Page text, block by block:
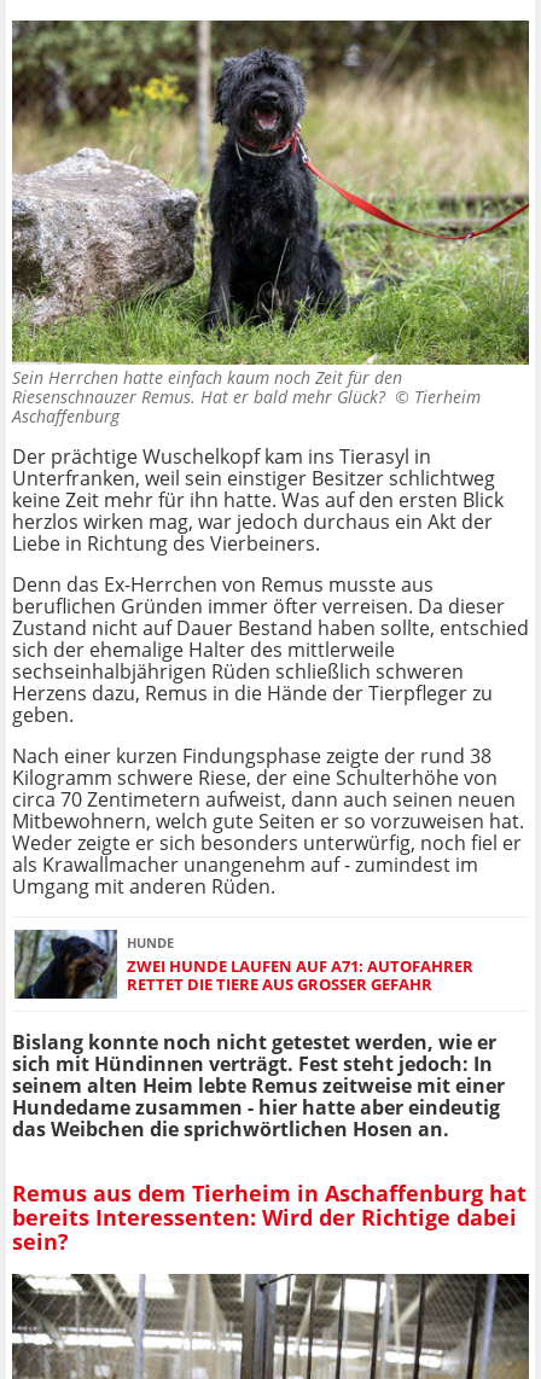
Sein Herrchen hatte einfach kaum noch Zeit für den
Riesenschnauzer Remus. Hat er bald mehr Glück? © Tierheim
Aschaffenburg
Der prächtige Wuschelkopf kam ins Tierasyl in
Unterfranken, weil sein einstiger Besitzer schlichtweg
keine Zeit mehr für ihn hatte. Was auf den ersten Blick
herzlos wirken mag, war jedoch durchaus ein Akt der
Liebe in Richtung des Vierbeiners.
Denn das Ex-Herrchen von Remus musste aus
beruflichen Gründen immer öfter verreisen. Da dieser
Zustand nicht auf Dauer Bestand haben sollte, entschied
sich der ehemalige Halter des mittlerweile
sechseinhalbjährigen Rüden schließlich schweren
Herzens dazu, Remus in die Hände der Tierpfleger zu
geben.
Nach einer kurzen Findungsphase zeigte der rund 38
Kilogramm schwere Riese, der eine Schulterhöhe von
circa 70 Zentimetern aufweist, dann auch seinen neuen
Mitbewohnern, welch gute Seiten er so vorzuweisen hat.
Weder zeigte er sich besonders unterwürfig, noch fiel er
als Krawallmacher unangenehm auf - zumindest im
Umgang mit anderen Rüden.
HUNDE
ZWEI HUNDE LAUFEN AUF A71: AUTOFAHRER
RETTET DIE TIERE AUS GROSSER GEFAHR
Bislang konnte noch nicht getestet werden, wie er
sich mit Hündinnen verträgt. Fest steht jedoch: In
seinem alten Heim lebte Remus zeitweise mit einer
Hundedame zusammen - hier hatte aber eindeutig
das Weibchen die sprichwörtlichen Hosen an.
Remus aus dem Tierheim in Aschaffenburg hat
bereits Interessenten: Wird der Richtige dabei
sein?